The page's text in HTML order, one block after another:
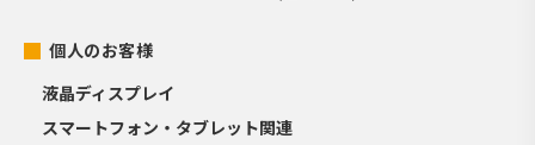
個人のお客様
液晶ディスプレイ
スマートフォン・タブレット関連